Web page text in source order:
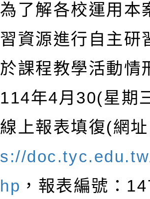
為了解各校運用本
習資源進行自主研
於課程教學活動情
114年4月30(星期
線上報表填復(網
s://
hp ，報表編號：